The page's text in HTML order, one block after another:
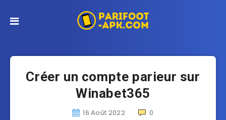
Créer un compte parieur sur
Winabet365
16 Août 2022 0